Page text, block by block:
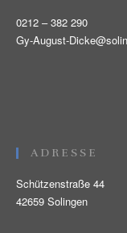
0212 – 382 290
Gy-August-
ADRESSE
Schützenstraße 44
42659 Solingen